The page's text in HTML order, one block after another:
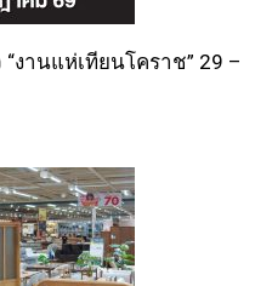
งานแห่เทียนโคราช” 29 –